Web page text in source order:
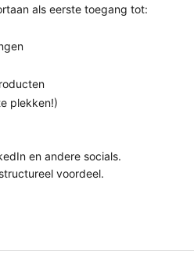
als eerste toegang tot:
plekken!)
en andere socials.
voordeel.